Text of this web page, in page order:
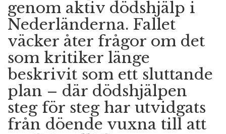
genom aktiv dödshjälp i
Nederländerna. Fallet
väcker åter frågor om det
som kritiker länge
beskrivit som ett sluttande
plan – där dödshjälpen
steg för steg har utvidgats
från döende vuxna till att